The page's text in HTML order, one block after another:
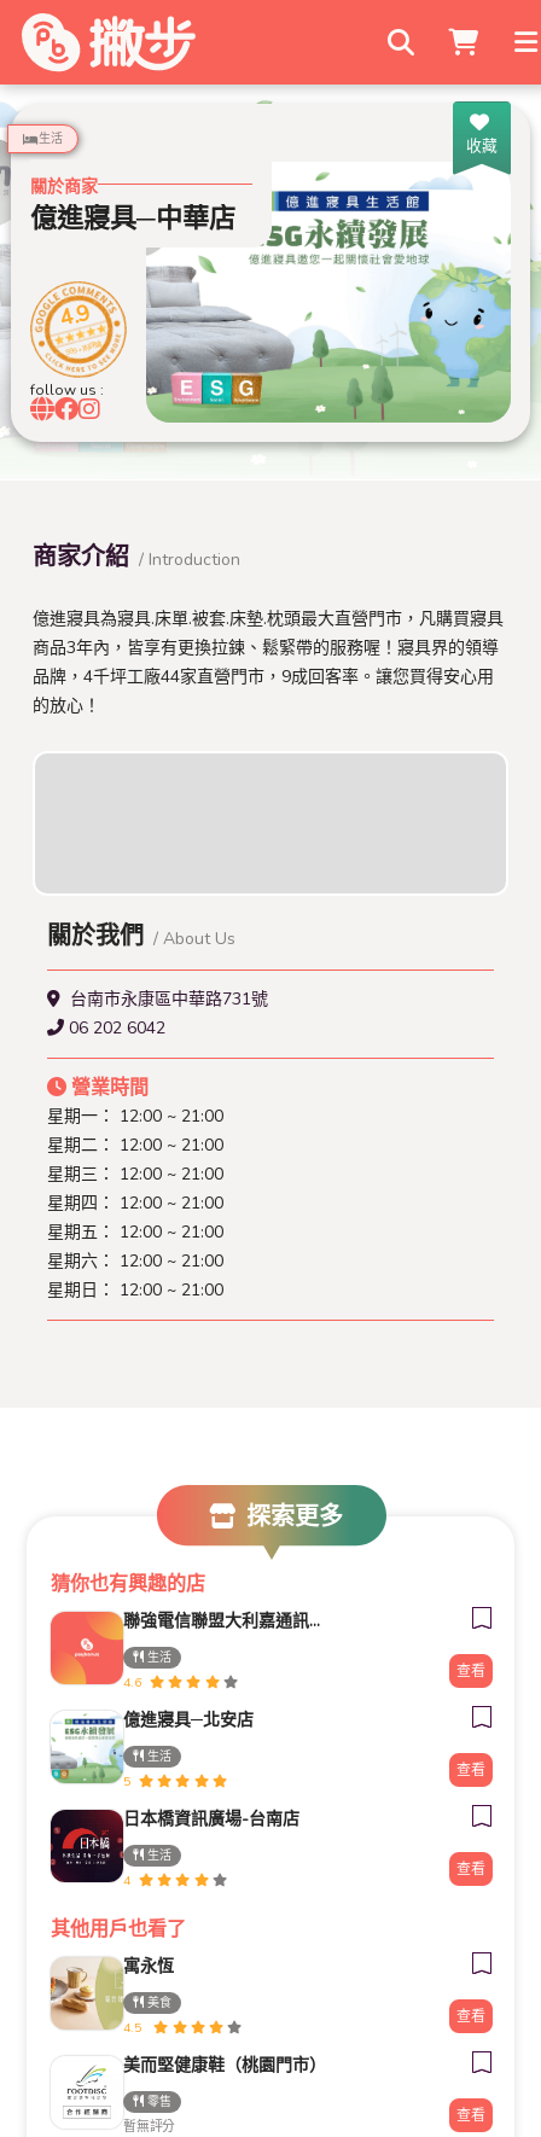
搜尋商家
收藏
生活
關於商家
億進寢具─中華店
4.9
999+ 則評論
follow us :
商家介紹 / Introduction
億進寢具為寢具.床單.被套.床墊.枕頭最大直營門市，凡購買寢具
商品3年內，皆享有更換拉鍊、鬆緊帶的服務喔！寢具界的領導
品牌，4千坪工廠44家直營門市，9成回客率。讓您買得安心用
的放心！
關於我們 / About Us
台南市永康區中華路731號
06 202 6042
營業時間
星期一： 12:00 ~ 21:00
星期二： 12:00 ~ 21:00
星期三： 12:00 ~ 21:00
星期四： 12:00 ~ 21:00
星期五： 12:00 ~ 21:00
星期六： 12:00 ~ 21:00
星期日： 12:00 ~ 21:00
探索更多
猜你也有興趣的店
聯強電信聯盟大利嘉通訊生活館
生活
4.6
查看
億進寢具─北安店
生活
5
查看
日本橋資訊廣場-台南店
生活
4
查看
其他用戶也看了
寓永恆
美食
4.5
查看
美而堅健康鞋（桃園門市）
零售
暫無評分
查看